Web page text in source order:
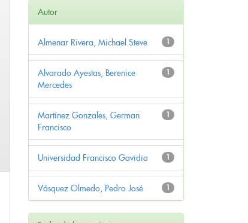
Autor
1
Almenar Rivera, Michael Steve
1
Alvarado Ayestas, Berenice
Mercedes
1
Martínez Gonzales, German
Francisco
1
Universidad Francisco Gavidia
1
Vásquez Olmedo, Pedro José